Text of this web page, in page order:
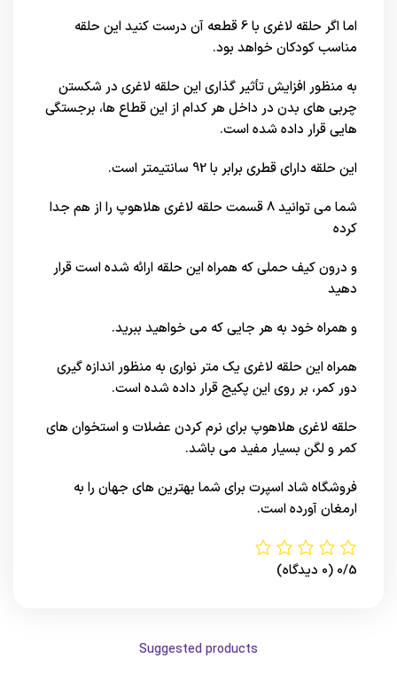
اما اگر حلقه لاغری با 6 قطعه آن درست کنید این حلقه
مناسب کودکان خواهد بود.
به منظور افزایش تأثیر گذاری این حلقه لاغری در شکستن
چربی های بدن در داخل هر کدام از این قطاع ها، برجستگی
هایی قرار داده شده است.
این حلقه دارای قطری برابر با 92 سانتیمتر است.
شما می توانید 8 قسمت حلقه لاغری هلاهوپ را از هم جدا
کرده
و درون کیف حملی که همراه این حلقه ارائه شده است قرار
دهید
و همراه خود به هر جایی که می خواهید ببرید.
همراه این حلقه لاغری یک متر نواری به منظور اندازه گیری
دور کمر، بر روی این پکیج قرار داده شده است.
حلقه لاغری هلاهوپ برای نرم کردن عضلات و استخوان های
کمر و لگن بسیار مفید می باشد.
فروشگاه شاد اسپرت برای شما بهترین های جهان را به
ارمغان آورده است.
0/5 (0 دیدگاه)
Suggested products